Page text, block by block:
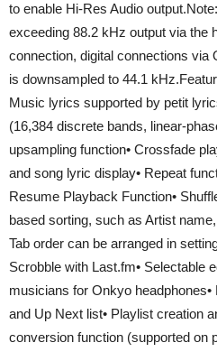
to enable Hi-Res Audio
exceeding 88.2 kHz output via the
connection, digital connections via
is downsampled to 44.1
Music lyrics supported by petit
(16,384 discrete bands, linear-
upsampling function• Crossfade
and song lyric display• Repeat
Resume Playback Function•
based sorting, such as Artist
Tab order can be arranged in
Scrobble with Last.fm• Selectable
musicians for Onkyo
and Up Next list• Playlist creation
conversion function (supported on